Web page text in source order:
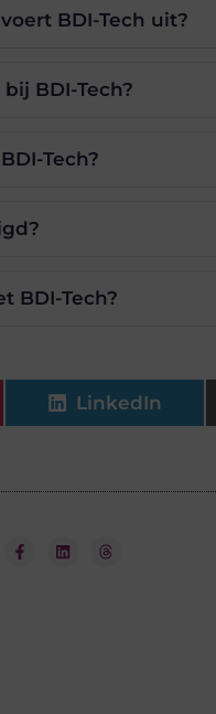
BDI-Tech uit?
BDI-Tech?
Tech?
BDI-Tech?
LinkedIn